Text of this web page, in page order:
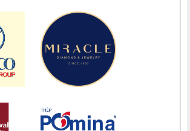
Maria Vũ Thị Hoài Trang 15/08
Maria Ngô Thị Thu 15/08
Chị Maria Trương Thị Thanh Xuân 15/08
Maria Đỗ Vy Hạ 15/08